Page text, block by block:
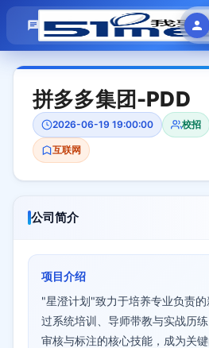
模拟面试 题目大全
拼多多集团-PDD
2026-06-19 19:00:00 校招
互联网
公司简介
项目介绍
"星澄计划"致力于培养专业负责
过系统培训、导师带教与实战历
审核与标注的核心技能，成为关